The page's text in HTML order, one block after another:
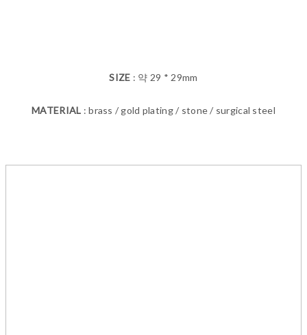
SIZE : 약 29 * 29mm
MATERIAL : brass / gold plating / stone / surgical steel